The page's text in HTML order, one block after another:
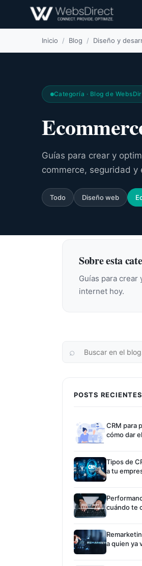
Inicio / Blog / Diseño y
Categoría · Blog de
Guías para crear y
commerce, seguridad
Todo Diseño web
Sobre esta
Guías para
internet hoy.
POSTS RECIENTES
CRM para
cómo dar
Tipos de
a tu
cuándo te
a quien ya